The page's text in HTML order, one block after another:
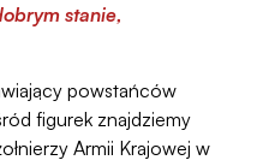
stanie,
powstańców
figurek znajdziemy
Armii Krajowej w